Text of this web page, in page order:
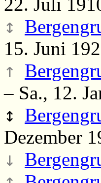
22. Juli
↕
15. Juni
↑
– Sa., 12.
↕
Dezember
↓